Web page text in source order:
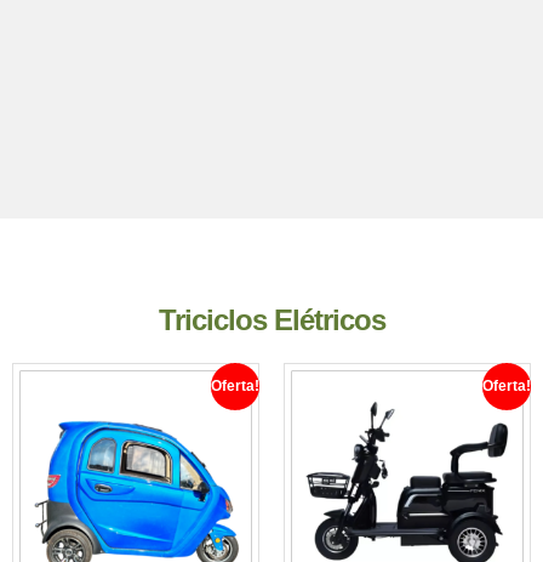
Triciclos Elétricos
Oferta! Oferta!